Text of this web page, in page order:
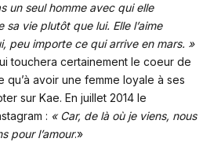
un seul homme avec qui elle
vie plutôt que lui. Elle l’aime
peu importe ce qui arrive en mars. »
touchera certainement le coeur de
qu’à avoir une femme loyale à ses
sur Kae. En juillet 2014 le
: « Car, de là où je viens, nous
pour l’amour.»